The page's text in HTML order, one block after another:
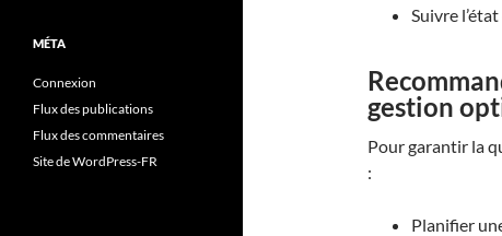
Suivre
gestion
Pour garantir la
:
Planifier
MÉTA
Connexion
Flux des publications
Flux des commentaires
Site de WordPress-FR